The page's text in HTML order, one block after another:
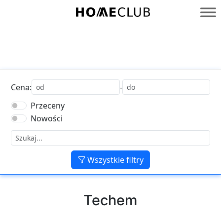
Homeclub
Cena:
-
Przeceny
Nowości
Wszystkie filtry
Techem